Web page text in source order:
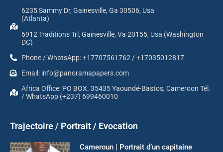
6235 Sammy Dr, Gainesville, Ga 30506, Usa
(Atlanta)
6912 Traditions Trl, Gainesville, Va 20155, Usa (Washington
DC)
Phone / WhatsApp: +17707561762 / +17035012817
Email: info@panoramapapers.com
Africa Office: PO BOX. 35435 Yaoundé-Bastos, Cameroon Tél.
/ WhatsApp (+237) 699460010
Trajectoire / Portrait / Evocation
Cameroun | Portrait d’un capitaine